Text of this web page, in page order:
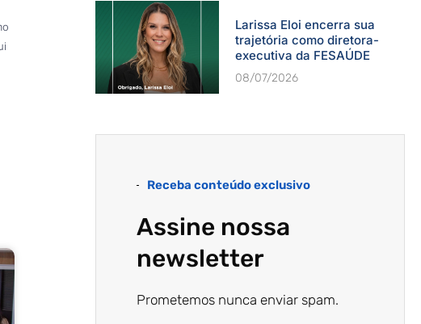
Larissa Eloi encerra sua
trajetória como diretora-
executiva da FESAÚDE
08/07/2026
Receba conteúdo exclusivo
Assine nossa
newsletter
Prometemos nunca enviar spam.